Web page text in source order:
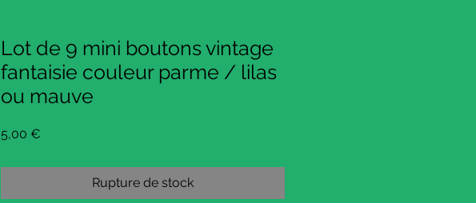
Lot de 9 mini boutons vintage
fantaisie couleur parme / lilas
ou mauve
5,00 €
Rupture de stock